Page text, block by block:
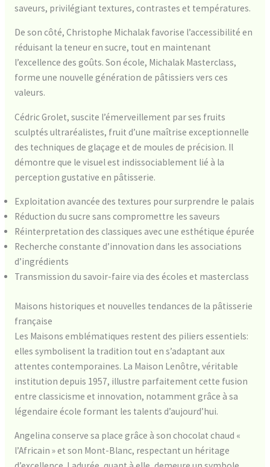
saveurs, privilégiant textures, contrastes et températures.
De son côté, Christophe Michalak favorise l’accessibilité en
réduisant la teneur en sucre, tout en maintenant
l’excellence des goûts. Son école, Michalak Masterclass,
forme une nouvelle génération de pâtissiers vers ces
valeurs.
Cédric Grolet, suscite l’émerveillement par ses fruits
sculptés ultraréalistes, fruit d’une maîtrise exceptionnelle
des techniques de glaçage et de moules de précision. Il
démontre que le visuel est indissociablement lié à la
perception gustative en pâtisserie.
Exploitation avancée des textures pour surprendre le palais
Réduction du sucre sans compromettre les saveurs
Réinterpretation des classiques avec une esthétique épurée
Recherche constante d’innovation dans les associations
d’ingrédients
Transmission du savoir-faire via des écoles et masterclass
Maisons historiques et nouvelles tendances de la pâtisserie
française
Les Maisons emblématiques restent des piliers essentiels:
elles symbolisent la tradition tout en s’adaptant aux
attentes contemporaines. La Maison Lenôtre, véritable
institution depuis 1957, illustre parfaitement cette fusion
entre classicisme et innovation, notamment grâce à sa
légendaire école formant les talents d’aujourd’hui.
Angelina conserve sa place grâce à son chocolat chaud «
l’Africain » et son Mont-Blanc, respectant un héritage